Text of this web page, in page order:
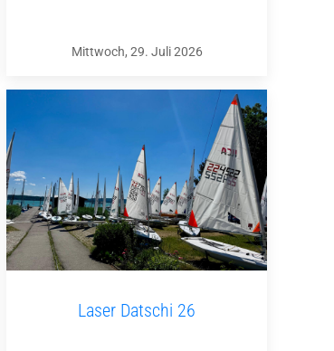
Mittwoch, 29. Juli 2026
Laser Datschi 26